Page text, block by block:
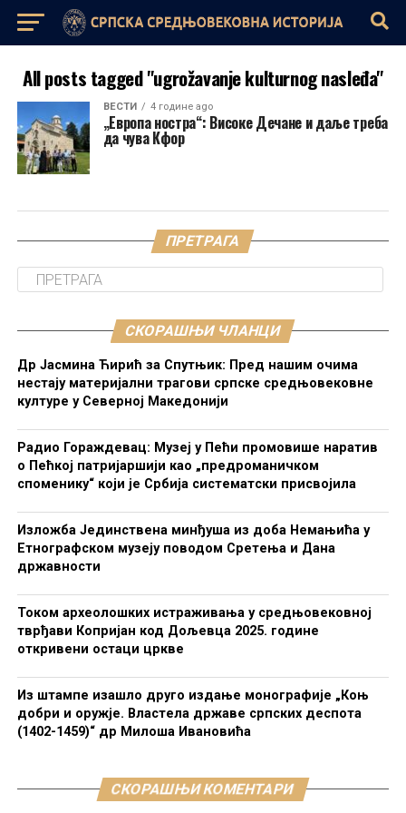
All posts tagged "ugrožavanje kulturnog nasleđa"
ВЕСТИ 4 године ago
„Европа ностра“: Високе Дечане и даље треба
да чува Кфор
ПРЕТРАГА
СКОРАШЊИ ЧЛАНЦИ
Др Јасмина Ћирић за Спутњик: Пред нашим очима
нестају материјални трагови српске средњовековне
културе у Северној Македонији
Радио Гораждевац: Музеј у Пећи промовише наратив
о Пећкој патријаршији као „предроманичком
споменику“ који је Србија систематски присвојила
Изложба Јединствена минђуша из доба Немањића у
Етнографском музеју поводом Сретења и Дана
државности
Током археолошких истраживања у средњовековној
тврђави Копријан код Дољевца 2025. године
откривени остаци цркве
Из штампе изашло друго издање монографије „Коњ
добри и оружје. Властела државе српских деспота
(1402-1459)“ др Милоша Ивановића
СКОРАШЊИ КОМЕНТАРИ